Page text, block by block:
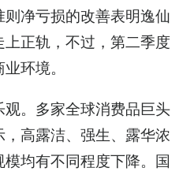
净亏损的改善表明逸仙
正轨，不过，第二季度
环境。
。多家全球消费品巨头
高露洁、强生、露华浓
均有不同程度下降。国